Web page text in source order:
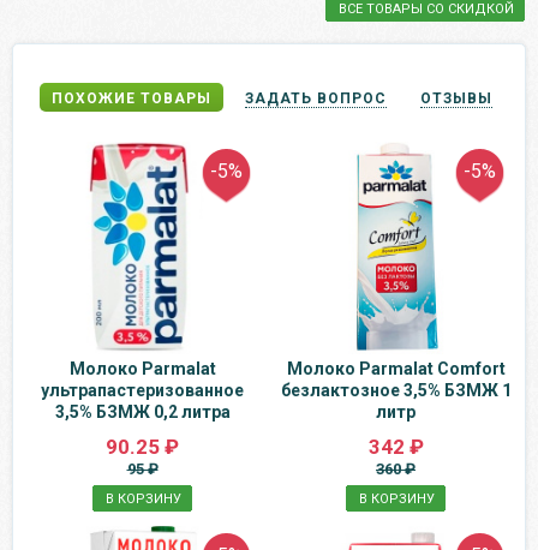
ВСЕ ТОВАРЫ СО СКИДКОЙ
ПОХОЖИЕ ТОВАРЫ ЗАДАТЬ ВОПРОС ОТЗЫВЫ
-5%
Молоко Parmalat
ультрапастеризованное
3,5% БЗМЖ 0,2 литра
90.25 ₽
95 ₽
В КОРЗИНУ
-5%
Молоко Parmalat Сomfort
безлактозное 3,5% БЗМЖ 1
литр
342 ₽
360 ₽
В КОРЗИНУ